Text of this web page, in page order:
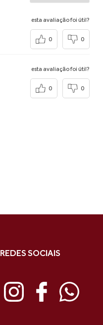
esta avaliação foi útil?
0 0
esta avaliação foi útil?
0 0
REDES SOCIAIS